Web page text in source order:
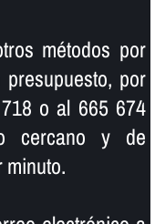
métodos por
por
o al 665 674
cercano y de